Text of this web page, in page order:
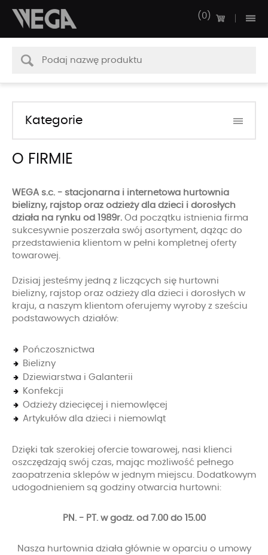
0
Kategorie
O FIRMIE
WEGA s.c. - stacjonarna i internetowa hurtownia
bielizny, rajstop oraz odzieży dla dzieci i dorosłych
działa na rynku od 1989r. Od początku istnienia firma
sukcesywnie poszerzała swój asortyment, dążąc do
przedstawienia klientom w pełni kompletnej oferty
towarowej.
Dzisiaj jesteśmy jedną z liczących się hurtowni
bielizny, rajstop oraz odzieży dla dzieci i dorosłych w
kraju, a naszym klientom oferujemy wyroby z sześciu
podstawowych działów:
Pończosznictwa
Bielizny
Dziewiarstwa i Galanterii
Konfekcji
Odzieży dziecięcej i niemowlęcej
Artykułów dla dzieci i niemowląt
Dzięki tak szerokiej ofercie towarowej, nasi klienci
oszczędzają swój czas, mając możliwość pełnego
zaopatrzenia sklepów w jednym miejscu. Dodatkowym
udogodnieniem są godziny otwarcia hurtowni:
PN. - PT. w godz. od 7.00 do 15.00
Nasza hurtownia działa głównie w oparciu o umowy